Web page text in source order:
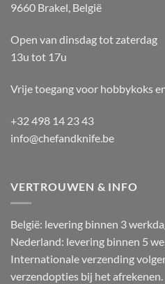
9660 Brakel, België
Open van dinsdag tot zaterdag
13u tot 17u
Vrije toegang voor hobbykoks
+32 498 14 23 43
info@chefandknife.be
VERTROUWEN & INFO
België: levering binnen 3
Nederland: levering binnen 5
Internationale verzending
verzendopties bij het afrekenen.